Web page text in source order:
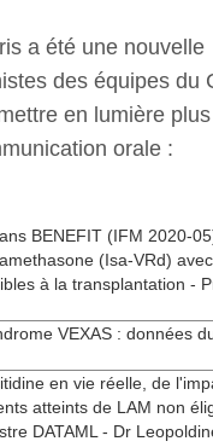
a été une nouvelle
des équipes du
en lumière plus
orale :
BENEFIT (IFM 2020-
(Isa-VRd) avec
à la transplantation -
VEXAS : données
en vie réelle, de
atteints de LAM non
DATAML - Dr